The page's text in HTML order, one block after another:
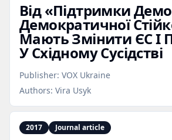
Від «Підтримки
Демократичної
Мають Змінити ЄС І
У Східному Сусідстві
Publisher: VOX Ukraine
Authors: Vira Usyk
2017 Journal article